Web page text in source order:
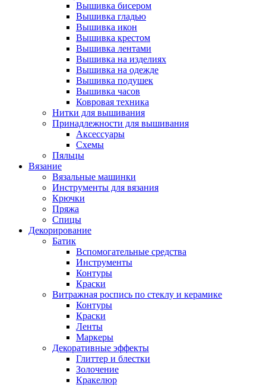
Вышивка бисером
Вышивка гладью
Вышивка икон
Вышивка крестом
Вышивка лентами
Вышивка на изделиях
Вышивка на одежде
Вышивка подушек
Вышивка часов
Ковровая техника
Нитки для вышивания
Принадлежности для вышивания
Аксессуары
Схемы
Пяльцы
Вязание
Вязальные машинки
Инструменты для вязания
Крючки
Пряжа
Спицы
Декорирование
Батик
Вспомогательные средства
Инструменты
Контуры
Краски
Витражная роспись по стеклу и керамике
Контуры
Краски
Ленты
Маркеры
Декоративные эффекты
Глиттер и блестки
Золочение
Кракелюр